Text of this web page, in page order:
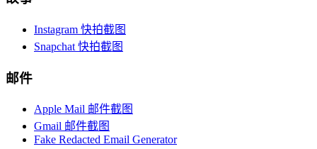
Instagram 快拍截图
Snapchat 快拍截图
邮件
Apple Mail 邮件截图
Gmail 邮件截图
Fake Redacted Email Generator